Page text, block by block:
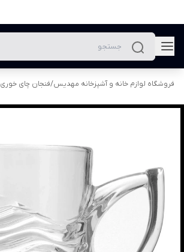
فروشگاه لوازم خانه و آشپزخانه مهدیس/فنجان چای خوری